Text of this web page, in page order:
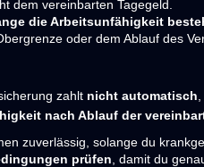
dem vereinbarten Tagegeld.
die Arbeitsunfähigkeit
oder dem Ablauf des
zahlt nicht automatisch
nach Ablauf der
zuverlässig, solange du
prüfen , damit du